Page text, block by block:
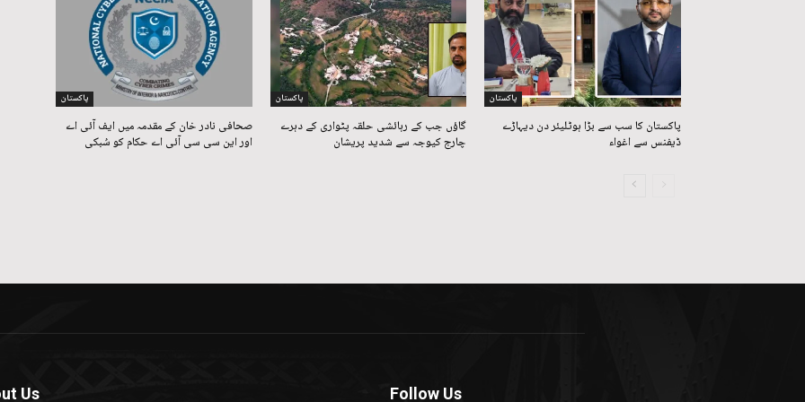
پاکستان
پاکستان کا سب سے بڑا ہوٹلیئر دن دیہاڑے
ڈیفنس سے اغواء
پاکستان
گاؤں جب کے رہائشی حلقہ پٹواری کے دہرے
چارج کیوجہ سے شدید پریشان
پاکستان
صحافی نادر خان کے مقدمہ میں ایف آئی اے
اور این سی سی آئی اے حکام کو سُبکی
Us Follow Us